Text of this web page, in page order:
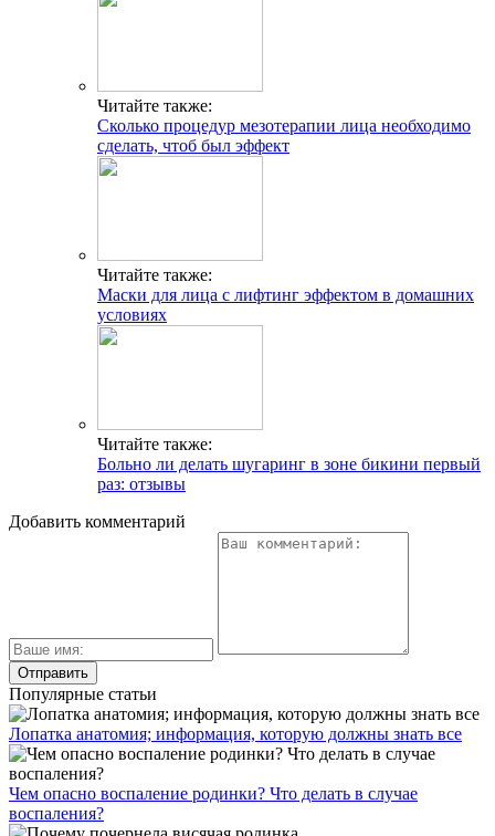
Читайте также:
Сколько процедур мезотерапии лица необходимо
сделать, чтоб был эффект
Читайте также:
Маски для лица с лифтинг эффектом в домашних
условиях
Читайте также:
Больно ли делать шугаринг в зоне бикини первый
раз: отзывы
Добавить комментарий
Популярные статьи
Лопатка анатомия; информация, которую должны знать все
Чем опасно воспаление родинки? Что делать в случае
воспаления?